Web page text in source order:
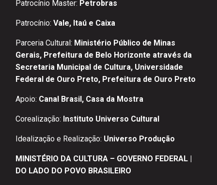
Patrocínio Master: Petrobras
Patrocínio: Vale, Itaú e Caixa
Parceria Cultural: Ministério Público de Minas
Gerais, Prefeitura de Belo Horizonte através da
Secretaria Municipal de Cultura, Universidade
Federal de Ouro Preto, Prefeitura de Ouro Preto
Apoio: Canal Brasil, Casa da Mostra
Corealização: Instituto Universo Cultural
Idealização e Realização: Universo Produção
MINISTÉRIO DA CULTURA – GOVERNO FEDERAL |
DO LADO DO POVO BRASILEIRO